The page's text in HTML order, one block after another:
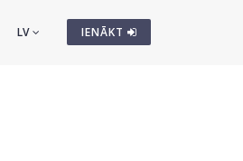
IENĀKT
LV